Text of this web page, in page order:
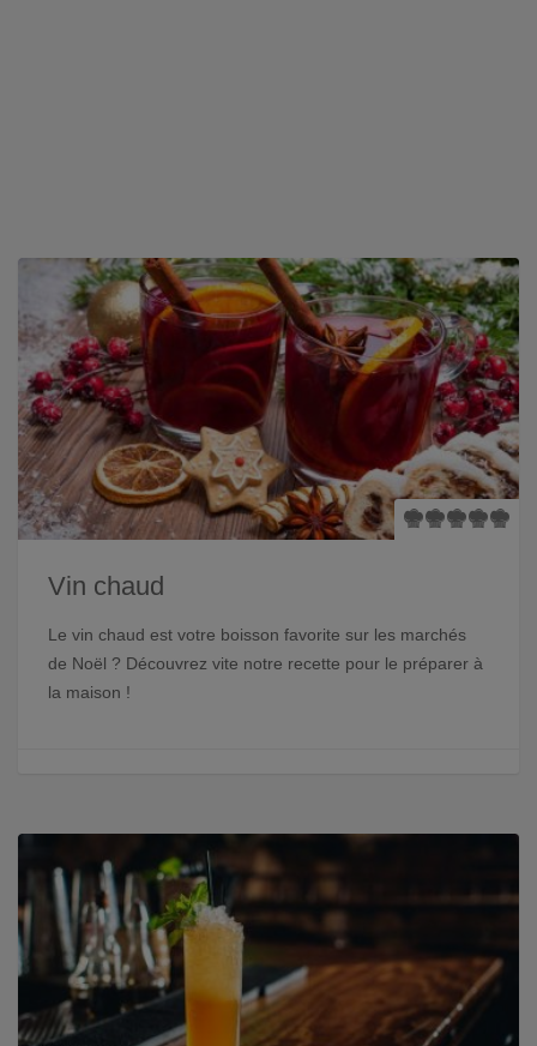
Vin chaud
Le vin chaud est votre boisson favorite sur les marchés
de Noël ? Découvrez vite notre recette pour le préparer à
la maison !